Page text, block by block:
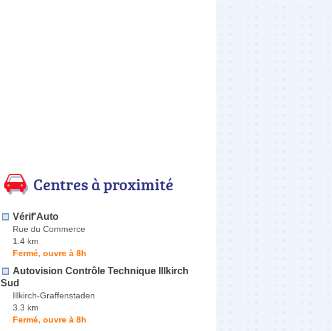
Centres à proximité
Vérif'Auto
Rue du Commerce
1.4 km
Fermé, ouvre à 8h
Autovision Contrôle Technique Illkirch
Sud
Illkirch-Graffenstaden
3.3 km
Fermé, ouvre à 8h